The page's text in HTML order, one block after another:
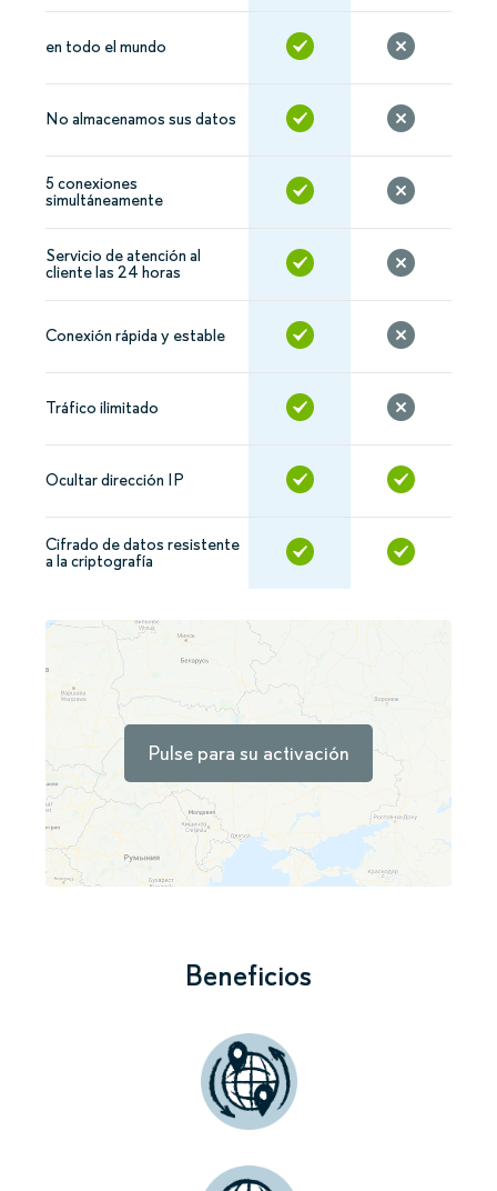
en todo el mundo
No almacenamos sus datos
5 conexiones
simultáneamente
Servicio de atención al
cliente las 24 horas
Conexión rápida y estable
Tráfico ilimitado
Ocultar dirección IP
Cifrado de datos resistente
a la criptografía
Pulse para su activación
Beneficios